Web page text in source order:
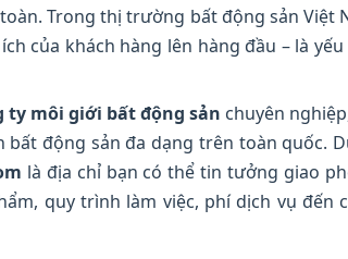
Trong thị trường bất động sản Việt
của khách hàng lên hàng đầu – là
ty môi giới bất động sản chuyên
bất động sản đa dạng trên toàn quốc.
là địa chỉ bạn có thể tin tưởng giao
quy trình làm việc, phí dịch vụ